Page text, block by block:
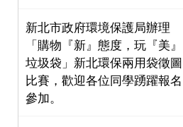
新北市政府環境保護局辦理
「購物『新』態度，玩『美』
垃圾袋」新北環保兩用袋徵圖
比賽，歡迎各位同學踴躍報名
參加。